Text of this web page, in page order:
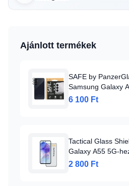
Ajánlott termékek
SAFE by
Samsung Galaxy
kerettel
6 100 Ft
Tactical Glass
Galaxy A55 5G-
2 800 Ft